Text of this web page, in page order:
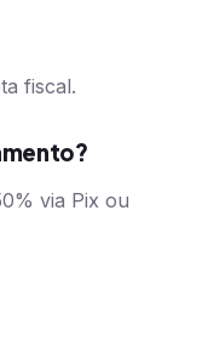
fiscal.
via Pix ou